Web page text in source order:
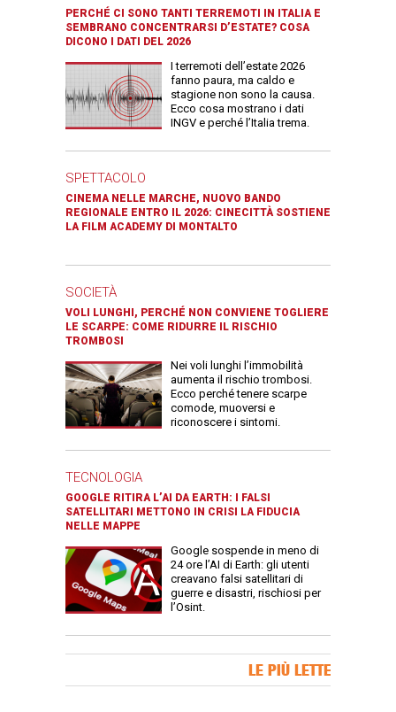
PERCHÉ CI SONO TANTI TERREMOTI IN ITALIA E
SEMBRANO CONCENTRARSI D’ESTATE? COSA
DICONO I DATI DEL 2026
I terremoti dell’estate 2026
fanno paura, ma caldo e
stagione non sono la causa.
Ecco cosa mostrano i dati
INGV e perché l’Italia trema.
SPETTACOLO
CINEMA NELLE MARCHE, NUOVO BANDO
REGIONALE ENTRO IL 2026: CINECITTÀ SOSTIENE
LA FILM ACADEMY DI MONTALTO
SOCIETÀ
VOLI LUNGHI, PERCHÉ NON CONVIENE TOGLIERE
LE SCARPE: COME RIDURRE IL RISCHIO
TROMBOSI
Nei voli lunghi l’immobilità
aumenta il rischio trombosi.
Ecco perché tenere scarpe
comode, muoversi e
riconoscere i sintomi.
TECNOLOGIA
GOOGLE RITIRA L’AI DA EARTH: I FALSI
SATELLITARI METTONO IN CRISI LA FIDUCIA
NELLE MAPPE
Google sospende in meno di
24 ore l’AI di Earth: gli utenti
creavano falsi satellitari di
guerre e disastri, rischiosi per
l’Osint.
LE PIÙ LETTE